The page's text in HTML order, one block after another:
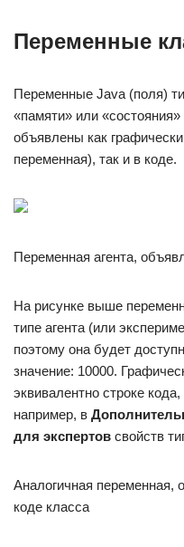
Переменные
Переменные Java (поля)
«памяти» или
объявлены как
переменная), так и в коде.
Переменная агента,
На рисунке выше
типе агента (или
поэтому она будет
значение: 10000.
эквивалентно строке
например, в
для экспертов свойств
Аналогичная переменная,
коде класса